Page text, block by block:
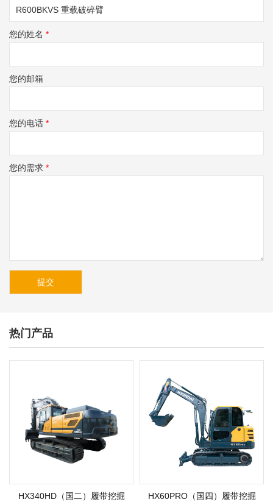
您的姓名 *
您的邮箱
您的电话 *
您的需求 *
热门产品
HX340HD（国二）履带挖掘
HX60PRO（国四）履带挖掘